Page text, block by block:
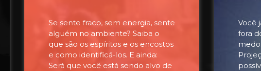
Se sente fraco, sem energia, sente
alguém no ambiente? Saiba o
que são os espíritos e os encostos
e como identificá-los. E ainda:
Será que você está sendo alvo de
Você
fora